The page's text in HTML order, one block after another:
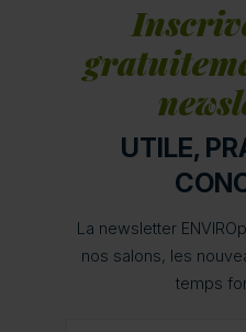
UTILE,
La newsletter
nos salons, les
temps